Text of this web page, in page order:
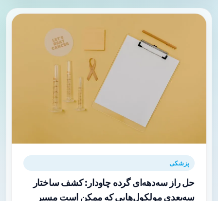
پزشکی
حل راز سه‌دهه‌ای گرده چاودار: کشف ساختار
سه‌بعدی مولکول‌هایی که ممکن است مسیر